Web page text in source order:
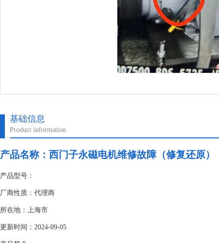
基础信息
Product information
产品名称： 西门子永磁电机维修故障（修复还原）
产品型号：
厂商性质：代理商
所在地：上海市
更新时间：2024-09-05